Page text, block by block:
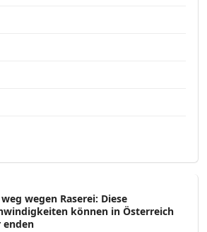
wegen Raserei: Diese
können in Österreich
enden